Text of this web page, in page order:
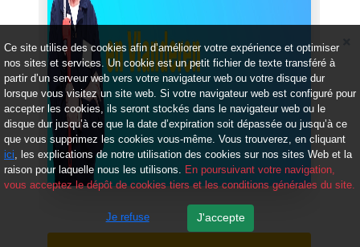
Ce site utilise des cookies afin d’améliorer votre expérience et optimiser
nos sites et services. Un cookie est un petit fichier de texte transféré à
partir d’un serveur web vers votre navigateur web ou votre disque dur
lorsque vous visitez un site web. Si votre navigateur web est configuré pour
accepter les cookies, ils seront stockés dans le navigateur web ou le
disque dur jusqu’à ce que la date d’expiration soit dépassée ou jusqu’à ce
que vous supprimez les cookies vous-même. Vous trouverez, en cliquant
ici, les explications de notre utilisation des cookies sur nos sites Web et la
raison pour laquelle nous les utilisons. En poursuivant votre navigation,
vous acceptez le dépôt de cookies tiers et les conditions générales du site.
Je refuse J'accepte